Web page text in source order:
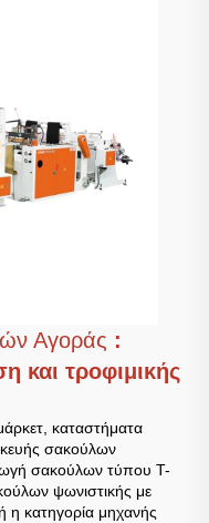
Αγοράς :
και τροφιμικής
καταστήματα
σακούλων
σακούλων τύπου T-
ψωνιστικής με
η κατηγορία μηχανής